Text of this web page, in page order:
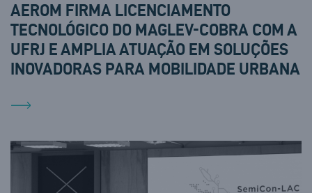
AEROM FIRMA LICENCIAMENTO
TECNOLÓGICO DO MAGLEV-COBRA COM A
UFRJ E AMPLIA ATUAÇÃO EM SOLUÇÕES
INOVADORAS PARA MOBILIDADE URBANA